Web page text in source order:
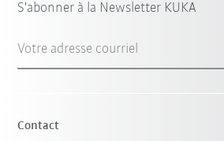
S'abonner à la Newsletter KUKA
Votre adresse courriel
Contact